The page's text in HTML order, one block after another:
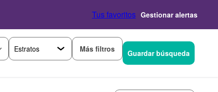
Tus favoritos Gestionar alertas
Más filtros Guardar búsqueda